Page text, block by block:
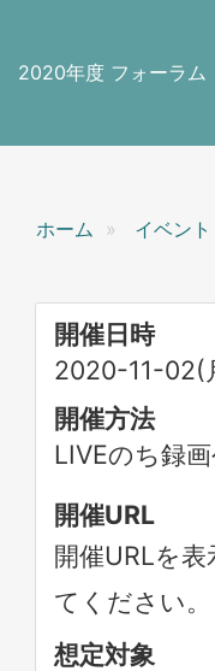
2020年度 フォーラム
ホーム イベント
開催日時
2020-11-02(
開催方法
LIVEのち
開催URL
開催URLを
てください。
想定対象